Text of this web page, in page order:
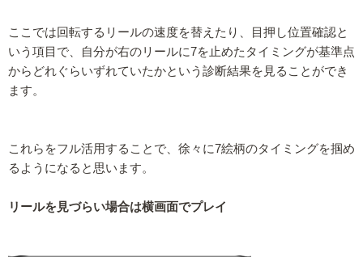
ここでは回転するリールの速度を替えたり、目押し位置確認と
いう項目で、自分が右のリールに7を止めたタイミングが基準点
からどれぐらいずれていたかという診断結果を見ることができ
ます。
これらをフル活用することで、徐々に7絵柄のタイミングを掴め
るようになると思います。
リールを見づらい場合は横画面でプレイ